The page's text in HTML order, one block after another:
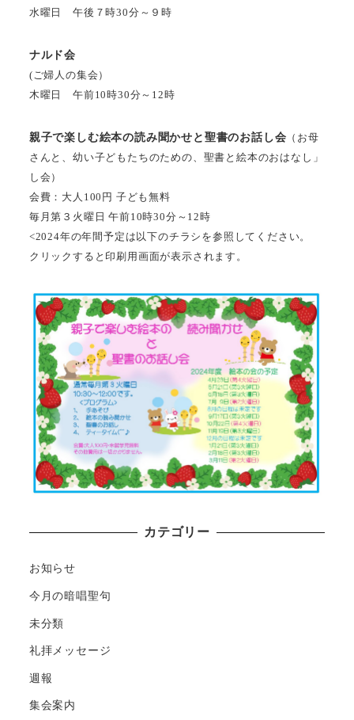
水曜日 午後７時30分～９時
ナルド会
(ご婦人の集会）
木曜日 午前10時30分～12時
親子で楽しむ絵本の読み聞かせと聖書のお話し会 （お母
さんと、幼い子どもたちのための、聖書と絵本のおはなし」
し会）
会費：大人100円 子ども無料
毎月第３火曜日 午前10時30分～12時
<2024年の年間予定は以下のチラシを参照してください。
クリックすると印刷用画面が表示されます。
カテゴリー
お知らせ
今月の暗唱聖句
未分類
礼拝メッセージ
週報
集会案内